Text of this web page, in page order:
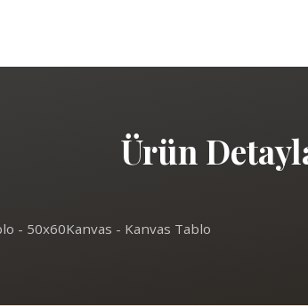
Ürün
- 50x60Kanvas - Kanvas Tablo